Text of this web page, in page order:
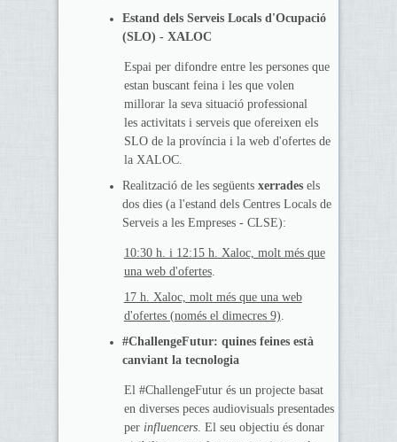
Estand dels Serveis Locals d'Ocupació
(SLO) - XALOC
Espai per difondre entre les persones que
estan buscant feina i les que volen
millorar la seva situació professional
les activitats i serveis que ofereixen els
SLO de la província i la web d'ofertes de
la XALOC.
Realització de les següentsxerrades els
dos dies (a l'estand dels Centres Locals de
Serveis a les Empreses - CLSE):
10:30 h. i 12:15 h. Xaloc, molt més que
una web d'ofertes.
17 h. Xaloc, molt més que una web
d'ofertes (només el dimecres 9)
#ChallengeFutur: quines feines està
canviant la tecnologia
El #ChallengeFutur és un projecte basat
en diverses peces audiovisuals presentades
per influencers. El seu objectiu és donar